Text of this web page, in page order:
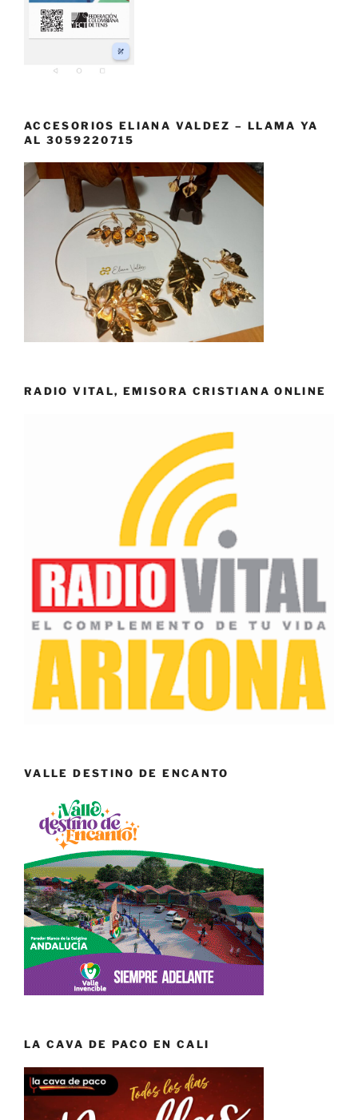
ACCESORIOS ELIANA VALDEZ – LLAMA YA
AL 3059220715
RADIO VITAL, EMISORA CRISTIANA ONLINE
VALLE DESTINO DE ENCANTO
LA CAVA DE PACO EN CALI